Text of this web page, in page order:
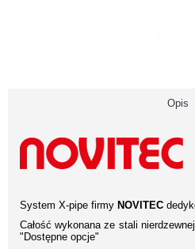
Opis
System X-pipe firmy NOVITEC
Całość wykonana ze stali
"Dostępne opcje"